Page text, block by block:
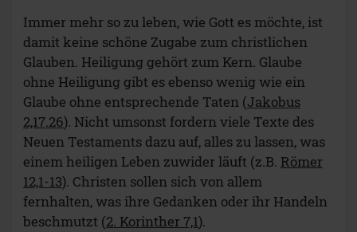
Immer mehr so zu leben, wie Gott es möchte, ist
damit keine schöne Zugabe zum christlichen
Glauben. Heiligung gehört zum Kern. Glaube
ohne Heiligung gibt es ebenso wenig wie ein
Glaube ohne entsprechende Taten (Jakobus
2,17.26). Nicht umsonst fordern viele Texte des
Neuen Testaments dazu auf, alles zu lassen, was
einem heiligen Leben zuwider läuft (z.B. Römer
12,1-13). Christen sollen sich von allem
fernhalten, was ihre Gedanken oder ihr Handeln
beschmutzt (2. Korinther 7,1).